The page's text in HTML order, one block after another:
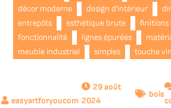
décor moderne
design d'intérieur
entrepôts
esthétique brute
finitions
fonctionnalité
lignes épurées
meuble industriel
simples touche
29 août
2024
bois